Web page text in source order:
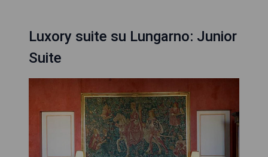
Luxory suite su Lungarno: Junior
Suite